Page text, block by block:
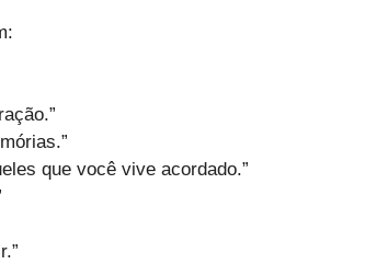
que você vive acordado.”